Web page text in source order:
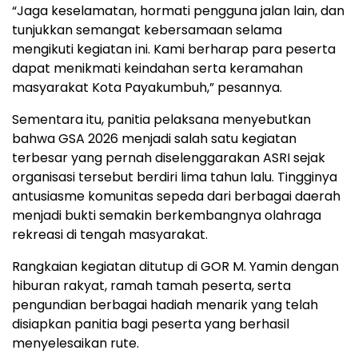
“Jaga keselamatan, hormati pengguna jalan lain, dan
tunjukkan semangat kebersamaan selama
mengikuti kegiatan ini. Kami berharap para peserta
dapat menikmati keindahan serta keramahan
masyarakat Kota Payakumbuh,” pesannya.
Sementara itu, panitia pelaksana menyebutkan
bahwa GSA 2026 menjadi salah satu kegiatan
terbesar yang pernah diselenggarakan ASRI sejak
organisasi tersebut berdiri lima tahun lalu. Tingginya
antusiasme komunitas sepeda dari berbagai daerah
menjadi bukti semakin berkembangnya olahraga
rekreasi di tengah masyarakat.
Rangkaian kegiatan ditutup di GOR M. Yamin dengan
hiburan rakyat, ramah tamah peserta, serta
pengundian berbagai hadiah menarik yang telah
disiapkan panitia bagi peserta yang berhasil
menyelesaikan rute.